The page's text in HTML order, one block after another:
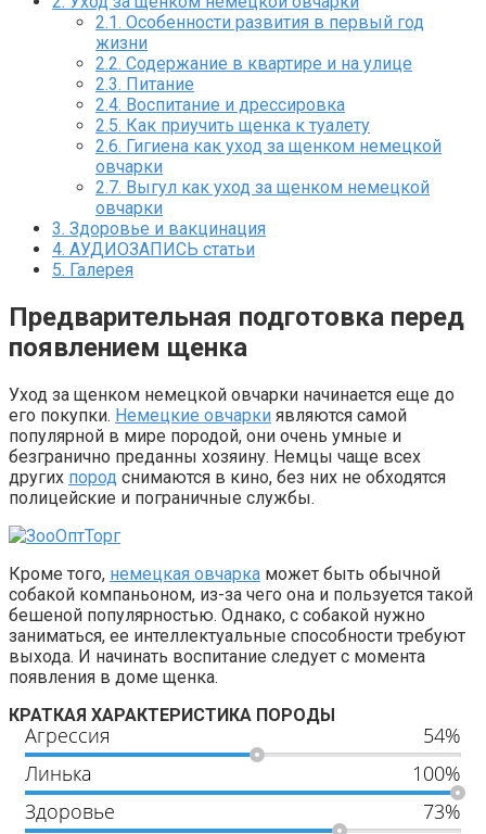
2.1. Особенности развития в первый год
жизни
2.2. Содержание в квартире и на улице
2.3. Питание
2.4. Воспитание и дрессировка
2.5. Как приучить щенка к туалету
2.6. Гигиена как уход за щенком немецкой
овчарки
2.7. Выгул как уход за щенком немецкой
овчарки
3. Здоровье и вакцинация
4. АУДИОЗАПИСЬ статьи
5. Галерея
Предварительная подготовка перед
появлением щенка
Уход за щенком немецкой овчарки начинается еще до
его покупки. Немецкие овчарки являются самой
популярной в мире породой, они очень умные и
безгранично преданны хозяину. Немцы чаще всех
других пород снимаются в кино, без них не обходятся
полицейские и пограничные службы.
Кроме того, немецкая овчарка может быть обычной
собакой компаньоном, из-за чего она и пользуется такой
бешеной популярностью. Однако, с собакой нужно
заниматься, ее интеллектуальные способности требуют
выхода. И начинать воспитание следует с момента
появления в доме щенка.
КРАТКАЯ ХАРАКТЕРИСТИКА ПОРОДЫ
Агрессия
54%
Линька
100%
Здоровье
73%